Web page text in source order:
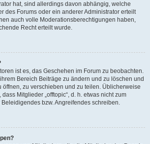
hat, sind allerdings davon abhängig, welche
des Forums oder ein anderer Administrator erteilt
auch volle Moderationsberechtigungen haben,
Recht erteilt wurde.
ist es, das Geschehen im Forum zu beobachten.
Bereich Beiträge zu ändern und zu löschen und
öffnen, zu verschieben und zu teilen. Üblicherweise
Mitglieder „offtopic“, d. h. etwas nicht zum
bzw. Angreifendes schreiben.